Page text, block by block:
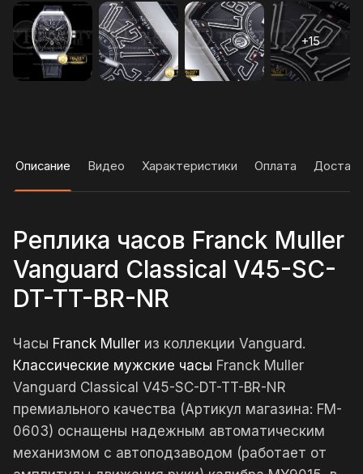
Описание Видео Характеристики Оплата
Реплика часов Franck Muller
Vanguard Classical V45-SC-
DT-TT-BR-NR
Часы Franck Muller из коллекции Vanguard.
Классические мужские часы Franck Muller
Vanguard Classical V45-SC-DT-TT-BR-NR
премиального качества (Артикул магазина: FM-
0603) оснащены надежным автоматическим
механизмом с автоподзаводом (работает от